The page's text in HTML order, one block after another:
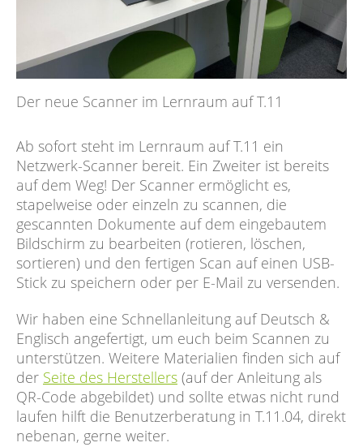
Der neue Scanner im Lernraum auf T.11
Ab sofort steht im Lernraum auf T.11 ein
Netzwerk-Scanner bereit. Ein Zweiter ist bereits
auf dem Weg! Der Scanner ermöglicht es,
stapelweise oder einzeln zu scannen, die
gescannten Dokumente auf dem eingebautem
Bildschirm zu bearbeiten (rotieren, löschen,
sortieren) und den fertigen Scan auf einen USB-
Stick zu speichern oder per E-Mail zu versenden.
Wir haben eine Schnellanleitung auf Deutsch &
Englisch angefertigt, um euch beim Scannen zu
unterstützen. Weitere Materialien finden sich auf
der Seite des Herstellers (auf der Anleitung als
QR-Code abgebildet) und sollte etwas nicht rund
laufen hilft die Benutzerberatung in T.11.04, direkt
nebenan, gerne weiter.